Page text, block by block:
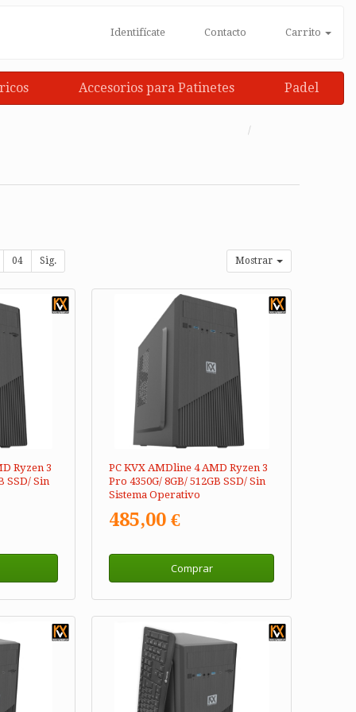
Identifícate Contacto Carrito
Accesorios para Patinetes Padel
04 Sig. Mostrar
Ryzen 3
SSD/ Sin
PC KVX AMDline 4 AMD Ryzen 3
Pro 4350G/ 8GB/ 512GB SSD/ Sin
Sistema Operativo
485,00 €
Comprar